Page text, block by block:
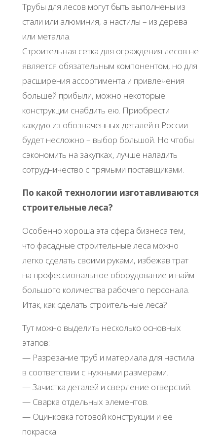
Трубы для лесов могут быть выполнены из
стали или алюминия, а настилы – из дерева
или металла.
Строительная сетка для ограждения лесов не
является обязательным компонентом, но для
расширения ассортимента и привлечения
большей прибыли, можно некоторые
конструкции снабдить ею. Приобрести
каждую из обозначенных деталей в России
будет несложно – выбор большой. Но чтобы
сэкономить на закупках, лучше наладить
сотрудничество с прямыми поставщиками.
По какой технологии изготавливаются
строительные леса?
Особенно хороша эта сфера бизнеса тем,
что фасадные строительные леса можно
легко сделать своими руками, избежав трат
на профессиональное оборудование и найм
большого количества рабочего персонала.
Итак, как сделать строительные леса?
Тут можно выделить несколько основных
этапов:
— Разрезание труб и материала для настила
в соответствии с нужными размерами.
— Зачистка деталей и сверление отверстий.
— Сварка отдельных элементов.
— Оцинковка готовой конструкции и ее
покраска.